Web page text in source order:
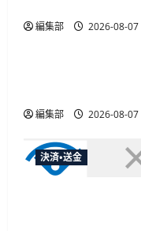
編集部 2026-08-07
広告
編集部 2026-08-07
決済・送金